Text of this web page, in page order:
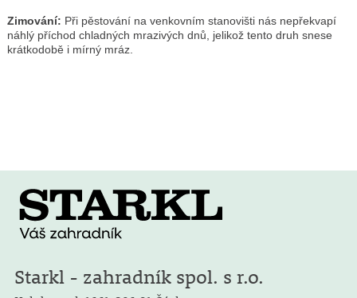
Zimování: Při pěstování na venkovním stanovišti nás nepřekvapí
náhlý příchod chladných mrazivých dnů, jelikož tento druh snese
krátkodobě i mírný mráz.
Starkl - zahradník spol. s r.o.